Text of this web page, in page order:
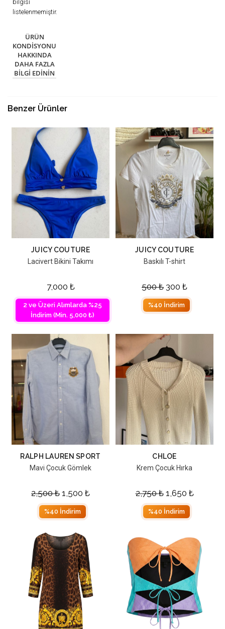
bilgisi
listelenmemiştir.
ÜRÜN
KONDISYONU
HAKKINDA
DAHA FAZLA
BILGI EDININ
Benzer Ürünler
JUICY COUTURE
Lacivert Bikini Takımı
7,000 ₺
2 ve Üzeri Alımlarda %25
İndirim (Min. 5,000 ₺)
JUICY COUTURE
Baskılı T-shirt
500₺ 300 ₺
%40 İndirim
RALPH LAUREN SPORT
Mavi Çocuk Gömlek
2,500₺ 1,500 ₺
%40 İndirim
CHLOE
Krem Çocuk Hırka
2,750₺ 1,650 ₺
%40 İndirim